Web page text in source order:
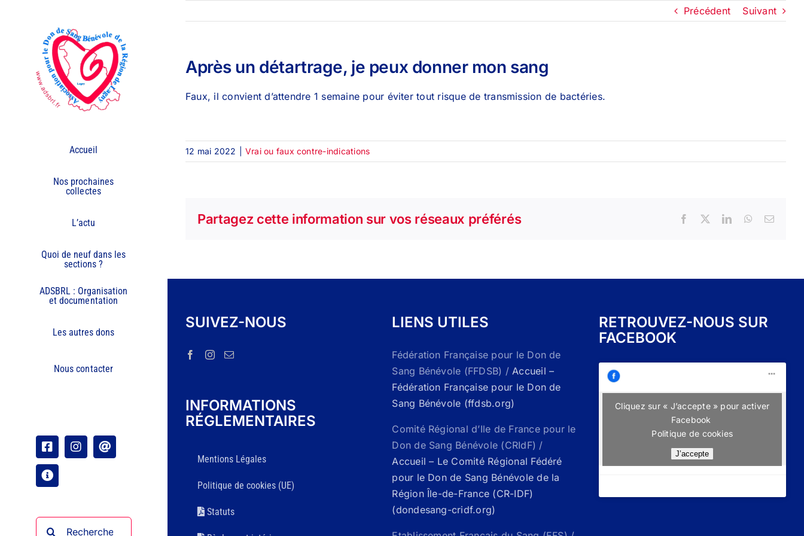
Accueil
Nos prochaines
collectes
L’actu
Quoi de neuf dans les
sections ?
ADSBRL : Organisation
et documentation
Les autres dons
Nous contacter
FacebookInstagram
Email
Organisation
Précédent Suivant
Après un détartrage, je peux donner mon sang
Faux, il convient d’attendre 1 semaine pour éviter tout risque de transmission de bactéries.
12 mai 2022 Vrai ou faux contre-indications
Partagez cette information sur vos réseaux préférés Facebook LinkedInWhatsApp
Email
SUIVEZ-NOUS
INFORMATIONS
RÉGLEMENTAIRES
Mentions Légales
Politique de cookies (UE)
Statuts
LIENS UTILES
Fédération Française pour le Don de
Sang Bénévole (FFDSB) / Accueil –
Fédération Française pour le Don de
Sang Bénévole (ffdsb.org)
Comité Régional d’Ile de France pour le
Don de Sang Bénévole (CRIdF) /
Accueil – Le Comité Régional Fédéré
pour le Don de Sang Bénévole de la
Région Île-de-France (CR-IDF)
(dondesang-cridf.org)
RETROUVEZ-NOUS SUR
FACEBOOK
Cliquez sur « J’accepte » pour activer
Facebook
Politique de cookies
J’accepte